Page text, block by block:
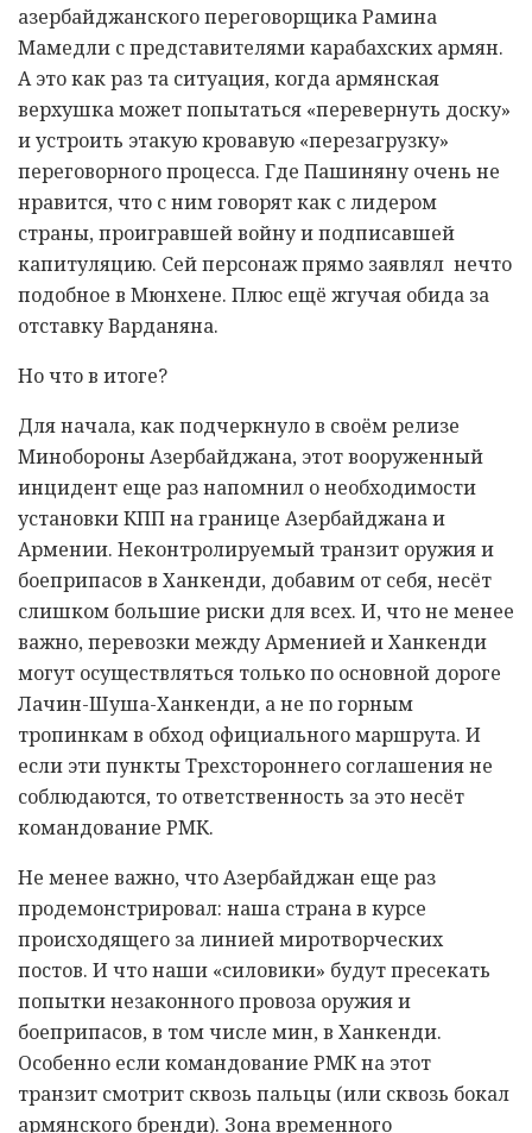
азербайджанского переговорщика Рамина
Мамедли с представителями карабахских армян.
А это как раз та ситуация, когда армянская
верхушка может попытаться «перевернуть доску»
и устроить этакую кровавую «перезагрузку»
переговорного процесса. Где Пашиняну очень не
нравится, что с ним говорят как с лидером
страны, проигравшей войну и подписавшей
капитуляцию. Сей персонаж прямо заявлял нечто
подобное в Мюнхене. Плюс ещё жгучая обида за
отставку Варданяна.
Но что в итоге?
Для начала, как подчеркнуло в своём релизе
Минобороны Азербайджана, этот вооруженный
инцидент еще раз напомнил о необходимости
установки КПП на границе Азербайджана и
Армении. Неконтролируемый транзит оружия и
боеприпасов в Ханкенди, добавим от себя, несёт
слишком большие риски для всех. И, что не менее
важно, перевозки между Арменией и Ханкенди
могут осуществляться только по основной дороге
Лачин-Шуша-Ханкенди, а не по горным
тропинкам в обход официального маршрута. И
если эти пункты Трехстороннего соглашения не
соблюдаются, то ответственность за это несёт
командование РМК.
Не менее важно, что Азербайджан еще раз
продемонстрировал: наша страна в курсе
происходящего за линией миротворческих
постов. И что наши «силовики» будут пресекать
попытки незаконного провоза оружия и
боеприпасов, в том числе мин, в Ханкенди.
Особенно если командование РМК на этот
транзит смотрит сквозь пальцы (или сквозь бокал
армянского бренди). Зона временного